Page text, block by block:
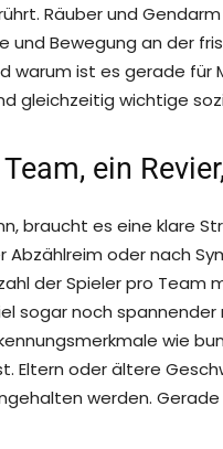
Räuber und
und Bewegung an der
warum ist es gerade für
gleichzeitig wichtige
ein
braucht es eine klare
Abzählreim oder nach
der Spieler pro Team
sogar noch
wie
Eltern oder ältere
werden.